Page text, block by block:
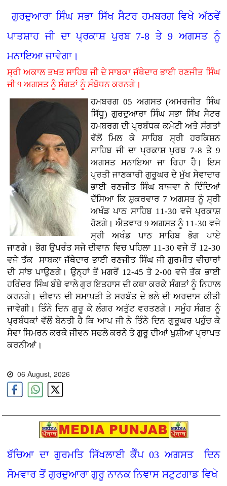
ਗੁਰਦੁਆਰਾ ਸਿੰਘ ਸਭਾ ਸਿੱਖ ਸੈਟਰ ਹਮਬਰਗ ਵਿਖੇ ਅੱਠਵੇਂ
ਪਾਤਸ਼ਾਹ ਜੀ ਦਾ ਪ੍ਰਕਾਸ਼ ਪੁਰਬ 7-8 ਤੇ 9 ਅਗਸਤ ਨੂੰ
ਮਨਾਇਆ ਜਾਵੇਗਾ।
ਸ੍ਰੀ ਅਕਾਲ ਤਖਤ ਸਾਹਿਬ ਜੀ ਦੇ ਸਾਬਕਾ ਜੱਥੇਦਾਰ ਭਾਈ ਰਣਜੀਤ ਸਿੰਘ
ਜੀ 9 ਅਗਸਤ ਨੂੰ ਸੰਗਤਾਂ ਨੂੰ ਸੰਬੋਧਨ ਕਰਨਗੇ।
ਹਮਬਰਗ 05 ਅਗਸਤ (ਅਮਰਜੀਤ ਸਿੰਘ
ਸਿੱਧੂ) ਗੁਰਦੁਆਰਾ ਸਿੰਘ ਸਭਾ ਸਿੱਖ ਸੈਟਰ
ਹਮਬਰਗ ਦੀ ਪ੍ਰਬੰਧਕ ਕਮੇਟੀ ਅਤੇ ਸੰਗਤਾਂ
ਵੱਲੋਂ ਮਿਲ ਕੇ ਸਾਹਿਬ ਸ੍ਰੀ ਹਰਕਿਸ਼ਨ
ਸਾਹਿਬ ਜੀ ਦਾ ਪ੍ਰਕਾਸ਼ ਪੁਰਬ 7-8 ਤੇ 9
ਅਗਸਤ ਮਨਾਇਆ ਜਾ ਰਿਹਾ ਹੈ। ਇਸ
ਪ੍ਰਤੀ ਜਾਣਕਾਰੀ ਗੁਰੂਘਰ ਦੇ ਮੁੱਖ ਸੇਵਾਦਾਰ
ਭਾਈ ਰਣਜੀਤ ਸਿੰਘ ਬਾਜਵਾ ਨੇ ਦਿੰਦਿਆਂ
ਦੱਸਿਆ ਕਿ ਸ਼ੁਕਰਵਾਰ 7 ਅਗਸਤ ਨੂੰ ਸ੍ਰੀ
ਅਖੰਡ ਪਾਠ ਸਾਹਿਬ 11-30 ਵਜੇ ਪ੍ਰਕਾਸ਼
ਹੋਣਗੇ। ਐਤਵਾਰ 9 ਅਗਸਤ ਨੂੰ 11-30 ਵਜੇ
ਸ੍ਰੀ ਅਖੰਡ ਪਾਠ ਸਾਹਿਬ ਭੋਗ ਪਾਏ
ਜਾਣਗੇ। ਭੋਗ ਉਪਰੰਤ ਸਜੇ ਦੀਵਾਨ ਵਿਚ ਪਹਿਲਾ 11-30 ਵਜੇ ਤੋਂ 12-30
ਵਜੇ ਤੱਕ ਸਾਬਕਾ ਜੱਥੇਦਾਰ ਭਾਈ ਰਣਜੀਤ ਸਿੰਘ ਜੀ ਗੁਰਮੀਤ ਵੀਚਾਰਾਂ
ਦੀ ਸਾਂਝ ਪਾਉਣਗੇ। ਉਨ੍ਹਾਂ ਤੋਂ ਮਗਰੋਂ 12-45 ਤੋ 2-00 ਵਜੇ ਤੱਕ ਭਾਈ
ਹਰਿੰਦਰ ਸਿੰਘ ਬੰਬੇ ਵਾਲੇ ਗੁਰ ਇਤਹਾਸ ਦੀ ਕਥਾ ਕਰਕੇ ਸੰਗਤਾਂ ਨੂੰ ਨਿਹਾਲ
ਕਰਨਗੇ। ਦੀਵਾਨ ਦੀ ਸਮਾਪਤੀ ਤੇ ਸਰਬੱਤ ਦੇ ਭਲੇ ਦੀ ਅਰਦਾਸ ਕੀਤੀ
ਜਾਵੇਗੀ। ਤਿੰਨੇ ਦਿਨ ਗੁਰੂ ਕੇ ਲੰਗਰ ਅਤੁੱਟ ਵਰਤਣਗੇ। ਸਮੂੰਹ ਸੰਗਤ ਨੂੰ
ਪ੍ਰਬੰਧਕਾਂ ਵੱਲੋਂ ਬੇਨਤੀ ਹੈ ਕਿ ਆਪ ਜੀ ਨੇ ਤਿੰਨੇ ਦਿਨ ਗੁਰੂਘਰ ਪਹੁੰਚ ਕੇ
ਸੇਵਾ ਸਿਮਰਨ ਕਰਕੇ ਜੀਵਨ ਸਫਲੇ ਕਰਨੇ ਤੇ ਗੁਰੂ ਦੀਆਂ ਖੁਸ਼ੀਆ ਪ੍ਰਾਪਤ
ਕਰਨੀਆਂ।
06 August, 2026
ਬੱਚਿਆ ਦਾ ਗੁਰਮਤਿ ਸਿੱਖਲਾਈ ਕੈੰਪ 03 ਅਗਸਤ ਦਿਨ
ਸੋਮਵਾਰ ਤੋਂ ਗੁਰਦੁਆਰਾ ਗੁਰੂ ਨਾਨਕ ਨਿਞਾਸ ਸਟੁਟਗਾਡ ਵਿਖੇ